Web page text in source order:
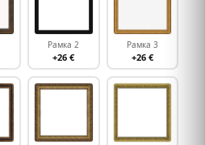
Рамка 2
+26 €
Рамка 3
+26 €